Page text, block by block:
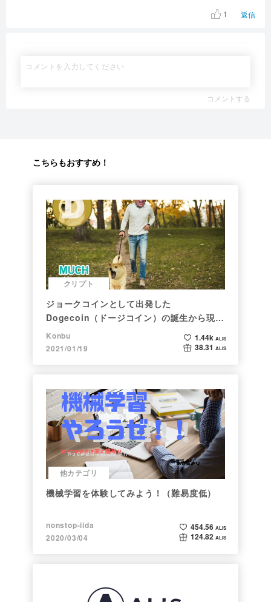
1
返信
コメントする
こちらもおすすめ！
クリプト
ジョークコインとして出発した
Dogecoin（ドージコイン）の誕生から現在
まで。注目される非証券性🐶
Konbu
2021/01/19
1.44k ALIS
38.31 ALIS
他カテゴリ
機械学習を体験してみよう！（難易度低）
nonstop-iida
2020/03/04
454.56 ALIS
124.82 ALIS